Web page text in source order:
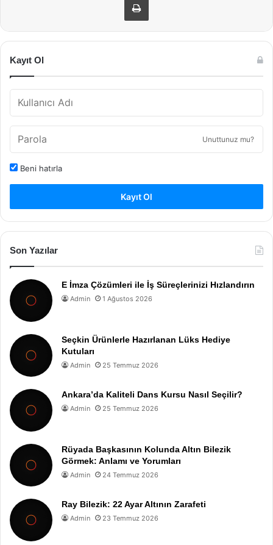
Kayıt Ol
Unuttunuz mu?
Beni hatırla
Kayıt Ol
Son Yazılar
E İmza Çözümleri ile İş Süreçlerinizi Hızlandırın
Admin 1 Ağustos 2026
Seçkin Ürünlerle Hazırlanan Lüks Hediye
Kutuları
Admin 25 Temmuz 2026
Ankara’da Kaliteli Dans Kursu Nasıl Seçilir?
Admin 25 Temmuz 2026
Rüyada Başkasının Kolunda Altın Bilezik
Görmek: Anlamı ve Yorumları
Admin 24 Temmuz 2026
Ray Bilezik: 22 Ayar Altının Zarafeti
Admin 23 Temmuz 2026